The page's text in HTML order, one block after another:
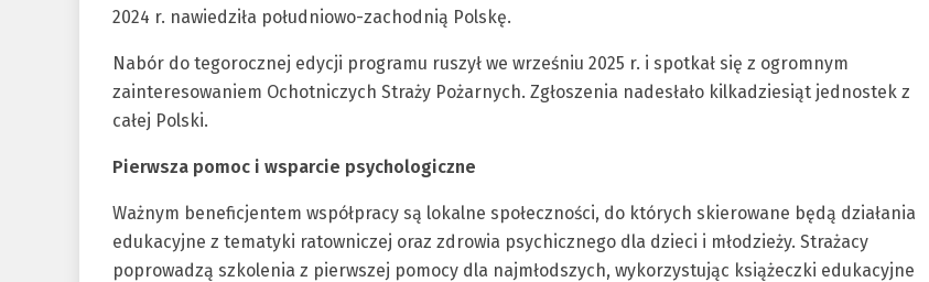
2024 r. nawiedziła południowo-zachodnią Polskę.
Nabór do tegorocznej edycji programu ruszył we wrześniu 2025 r. i spotkał się z ogromnym
zainteresowaniem Ochotniczych Straży Pożarnych. Zgłoszenia nadesłało kilkadziesiąt jednostek z
całej Polski.
Pierwsza pomoc i wsparcie psychologiczne
Ważnym beneficjentem współpracy są lokalne społeczności, do których skierowane będą działania
edukacyjne z tematyki ratowniczej oraz zdrowia psychicznego dla dzieci i młodzieży. Strażacy
poprowadzą szkolenia z pierwszej pomocy dla najmłodszych, wykorzystując książeczki edukacyjne